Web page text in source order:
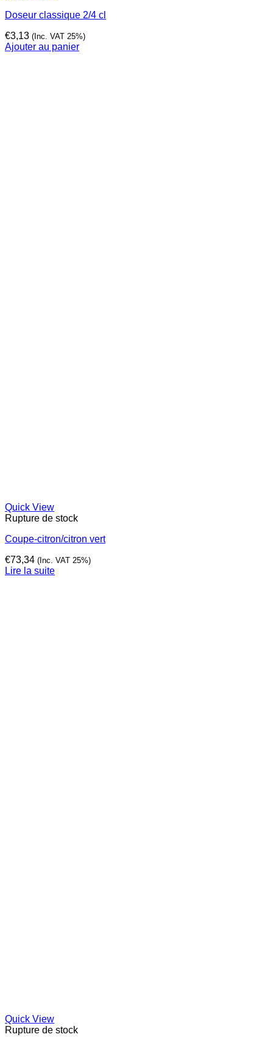
Doseur classique 2/4 cl
€3,13 (Inc. VAT 25%)
Ajouter au panier
Quick View
Rupture de stock
Coupe-citron/citron vert
€73,34 (Inc. VAT 25%)
Lire la suite
Quick View
Rupture de stock